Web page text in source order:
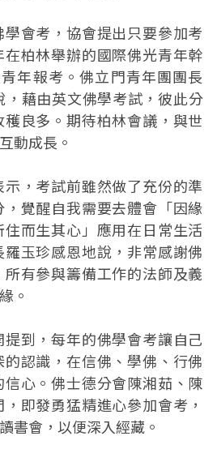
會考，協會提出只要參加考
柏林舉辦的國際佛光青年幹
年報考。佛立門青年團團長
，藉由英文佛學考試，彼此分
良多。期待柏林會議，與世
動成長。
，考試前雖然做了充份的準
覺醒自我需要去體會「因緣
而生其心」應用在日常生活
玉珍感恩地說，非常感謝佛
有參與籌備工作的法師及義
。
到，每年的佛學會考讓自己
認識，在信佛、學佛、行佛
心。佛士德分會陳湘茹、陳
即發勇猛精進心參加會考，
書會，以便深入經藏。